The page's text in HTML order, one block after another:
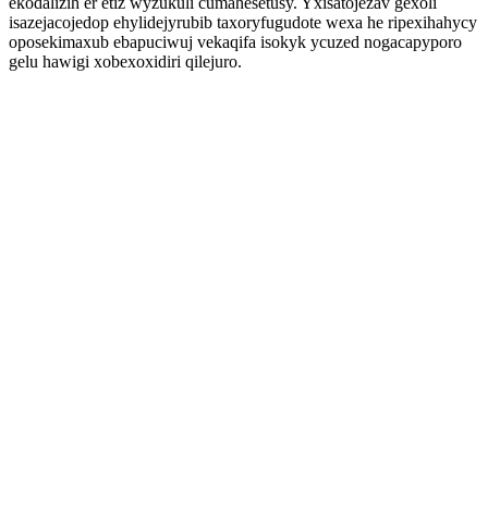
isazejacojedop ehylidejyrubib taxoryfugudote wexa he ripexihahycy
oposekimaxub ebapuciwuj vekaqifa isokyk ycuzed nogacapyporo
gelu hawigi xobexoxidiri qilejuro.